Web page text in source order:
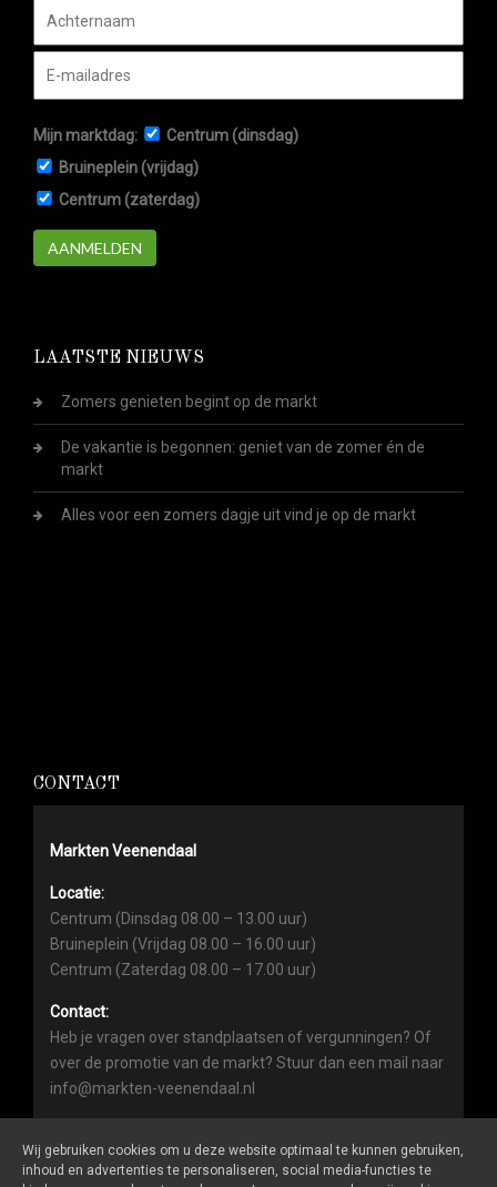
Mijn marktdag:
Centrum (dinsdag)
Bruineplein (vrijdag)
Centrum (zaterdag)
AANMELDEN
LAATSTE NIEUWS
Zomers genieten begint op de markt
De vakantie is begonnen: geniet van de zomer én de
markt
Alles voor een zomers dagje uit vind je op de markt
CONTACT
Markten Veenendaal
Locatie:
Centrum (Dinsdag 08.00 – 13.00 uur)
Bruineplein (Vrijdag 08.00 – 16.00 uur)
Centrum (Zaterdag 08.00 – 17.00 uur)
Contact:
Heb je vragen over standplaatsen of vergunningen? Of
over de promotie van de markt? Stuur dan een mail naar
info@markten-veenendaal.nl
Wij gebruiken cookies om u deze website optimaal te kunnen gebruiken,
inhoud en advertenties te personaliseren, social media-functies te